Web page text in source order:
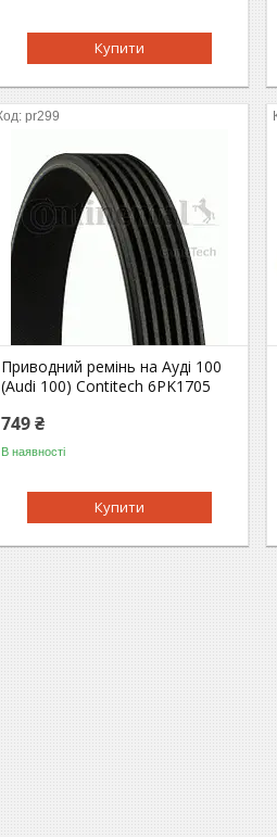
Купити
pr299
Приводний ремінь на Ауді 100
(Audi 100) Contitech 6PK1705
749 ₴
В наявності
Купити